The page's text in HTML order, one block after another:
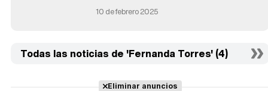
10 de febrero 2025
Todas las noticias de 'Fernanda Torres' (4)
Eliminar anuncios